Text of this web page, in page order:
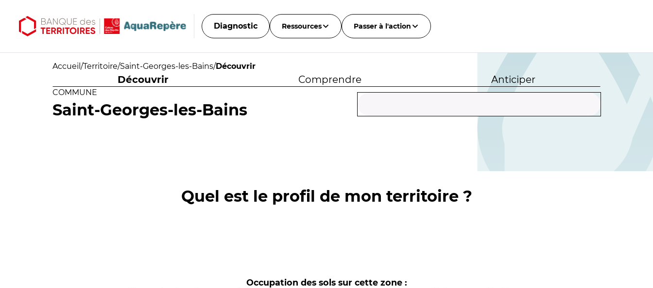
Diagnostic Ressources Passer à l'action
Accueil /Territoire/Saint-Georges-les-Bains/Découvrir
Découvrir Comprendre Anticiper
COMMUNE
Saint-Georges-les-Bains
Quel est le profil de mon territoire ?
Occupation des sols sur cette zone :